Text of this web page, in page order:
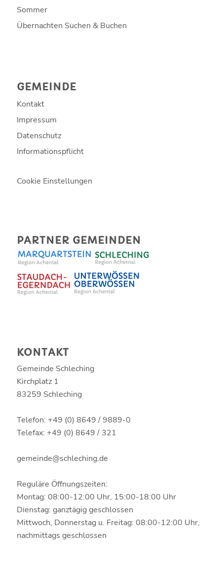
Sommer
Übernachten Suchen & Buchen
GEMEINDE
Kontakt
Impressum
Datenschutz
Informationspflicht
Cookie Einstellungen
PARTNER GEMEINDEN
KONTAKT
Gemeinde Schleching
Kirchplatz 1
83259 Schleching
Telefon: +49 (0) 8649 / 9889-0
Telefax: +49 (0) 8649 / 321
gemeinde@schleching.de
Reguläre Öffnungszeiten:
Montag: 08:00-12:00 Uhr, 15:00-18:00 Uhr
Dienstag: ganztägig geschlossen
Mittwoch, Donnerstag u. Freitag: 08:00-12:00 Uhr,
nachmittags geschlossen